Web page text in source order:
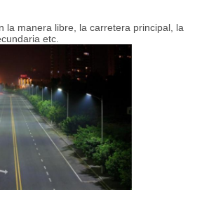
la manera libre, la carretera principal, la
etc.